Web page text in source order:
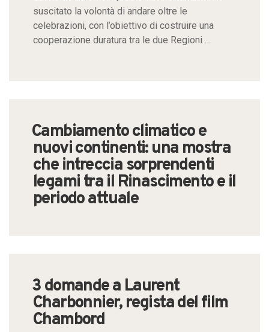
suscitato la volontà di andare oltre le
celebrazioni, con l’obiettivo di costruire una
cooperazione duratura tra le due Regioni …
Cambiamento climatico e
nuovi continenti: una mostra
che intreccia sorprendenti
legami tra il Rinascimento e il
periodo attuale
3 domande a Laurent
Charbonnier, regista del film
Chambord